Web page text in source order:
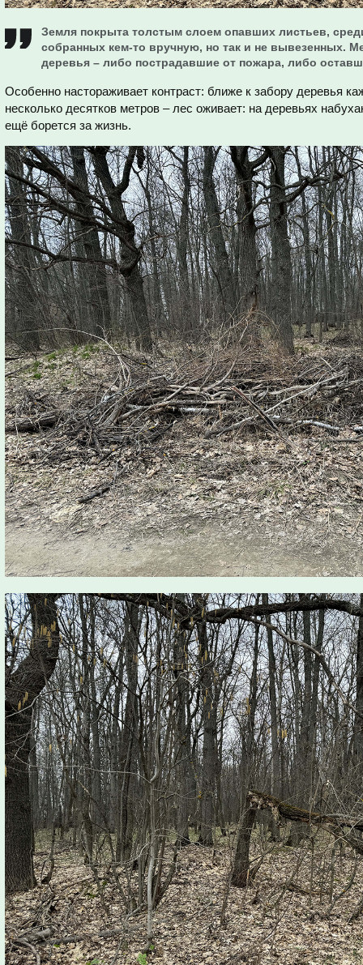
Земля покрыта толстым слоем опавших листьев,
собранных кем-то вручную, но так и не вывезенных.
деревья – либо пострадавшие от пожара, либо
Особенно настораживает контраст: ближе к забору деревья
несколько десятков метров – лес оживает: на деревьях
ещё борется за жизнь.